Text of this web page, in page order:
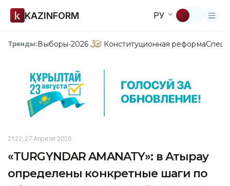
KAZINFORM РУ
Тренды:Выборы-2026 Конституционная реформа
21:22, 27 Апреля 2026
«TURGYNDAR AMANATY»: в Атырау
определены конкретные шаги по